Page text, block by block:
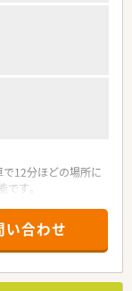
ニケーションが活
行っています。
適に通勤することが
環境です。
、ご自身の空き時
しの良い職場で
、地域医療に貢献し
活躍しています。
ため、常に新しい
活躍しています。
12分ほどの場所に
す。
に複数名で対応す
ません。
い合わせ